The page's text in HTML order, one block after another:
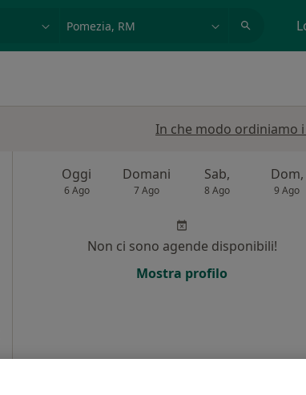
In che modo ordiniamo
Oggi
6 Ago
Domani
7 Ago
Sab,
8 Ago
Dom,
9 Ago
Non ci sono agende disponibili!
Mostra profilo